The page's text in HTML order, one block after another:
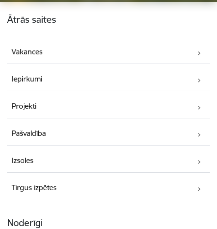
Kājene
Ātrās saites
Vakances
Iepirkumi
Projekti
Pašvaldība
Izsoles
Tirgus izpētes
Noderīgi